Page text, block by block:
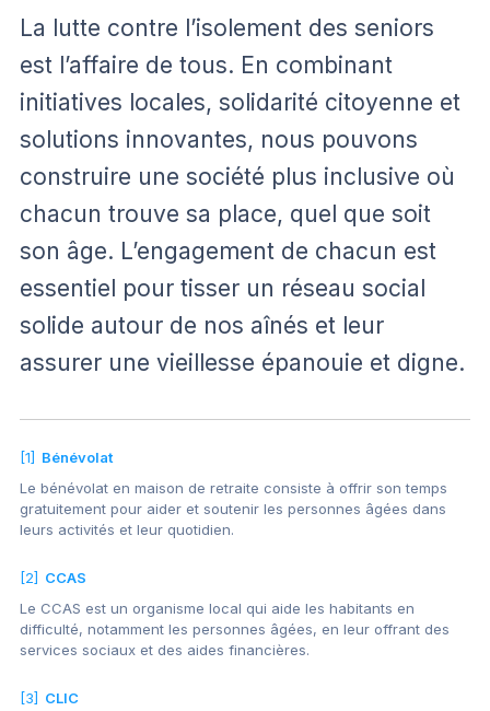
La lutte contre l’isolement des seniors
est l’affaire de tous. En combinant
initiatives locales, solidarité citoyenne et
solutions innovantes, nous pouvons
construire une société plus inclusive où
chacun trouve sa place, quel que soit
son âge. L’engagement de chacun est
essentiel pour tisser un réseau social
solide autour de nos aînés et leur
assurer une vieillesse épanouie et digne.
[1] Bénévolat
Le bénévolat en maison de retraite consiste à offrir son temps
gratuitement pour aider et soutenir les personnes âgées dans
leurs activités et leur quotidien.
[2] CCAS
Le CCAS est un organisme local qui aide les habitants en
difficulté, notamment les personnes âgées, en leur offrant des
services sociaux et des aides financières.
[3] CLIC